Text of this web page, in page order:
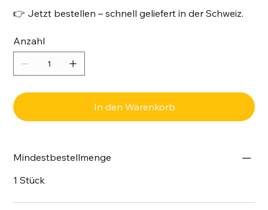
👉 Jetzt bestellen – schnell geliefert in der Schweiz.
Anzahl
In den Warenkorb
Mindestbestellmenge
1 Stück